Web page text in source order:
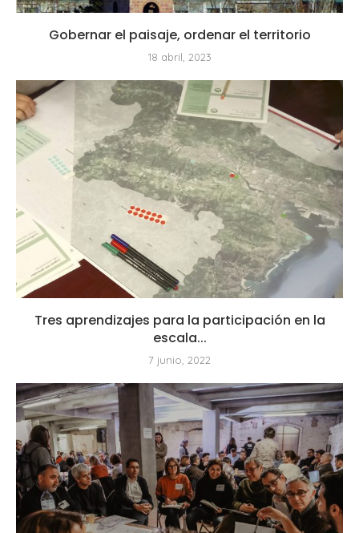
Gobernar el paisaje, ordenar el territorio
18 abril, 2023
Tres aprendizajes para la participación en la
escala...
7 junio, 2022